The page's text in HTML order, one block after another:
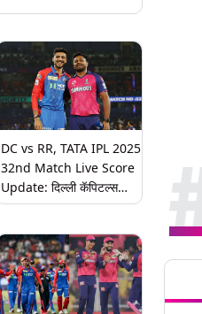
DC vs RR, TATA IPL 2025
32nd Match Live Score
Update: दिल्ली कॅपिटल्स
विरुद्ध राजस्थान रॉयल्स
येथे पाहा लाईव्ह स्कोरकार्ड